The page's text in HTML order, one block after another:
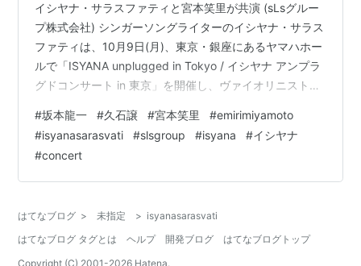
イシヤナ・サラスファティと宮本笑里が共演 (sLsグルー
プ株式会社) シンガーソングライターのイシヤナ・サラス
ファティは、10月9日(月)、東京・銀座にあるヤマハホー
ルで「ISYANA unplugged in Tokyo / イシヤナ アンプラ
グドコンサート in 東京」を開催し、ヴァイオリニストの
行われ、日本全国のみならず世界中から視聴された。 ア
ーカイブされているため、16日まで視聴可能。
https://slsgroup.zaiko.io/item/358559 宮本笑里氏がゲ
スト出演 イシヤナ・サラスファティが行う「ISYANA
#坂本龍一 #久石譲 #宮本笑里 #emirimiyamoto
#isyanasarasvati #slsgroup #isyana #イシヤナ
#concert
はてなブログ > 未指定 > isyanasarasvati
はてなブログ タグとは
ヘルプ 開発ブログ
はてなブログトップ
Copyright (C) 2001-2026 Hatena.